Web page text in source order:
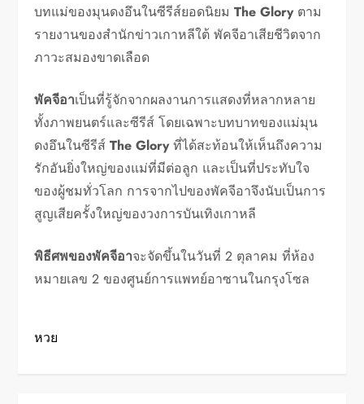
บทแม่ของมุนดงอึนในซีรีส์ยอดนิยม The Gloryตาม
รายงานของสำนักข่าวเกาหลีใต้ พัคจีอาเสียชีวิตจาก
ภาวะสมองขาดเลือด
พัคจีอาเป็นที่รู้จักจากผลงานการแสดงที่หลากหลาย
ทั้งภาพยนตร์และซีรีส์ โดยเฉพาะบทบาทของแม่มุน
ดงอึนในซีรีส์The Gloryที่ได้สะท้อนให้เห็นถึงความ
รักอันยิ่งใหญ่ของแม่ที่มีต่อลูก และเป็นที่ประทับใจ
ของผู้ชมทั่วโลก การจากไปของพัคจีอาจึงนับเป็นการ
สูญเสียครั้งใหญ่ของวงการบันเทิงเกาหลี
พิธีศพของพัคจีอาจะจัดขึ้นในวันที่ 2 ตุลาคม ที่ห้อง
หมายเลข 2 ของศูนย์การแพทย์อาซานในกรุงโซล
หวย